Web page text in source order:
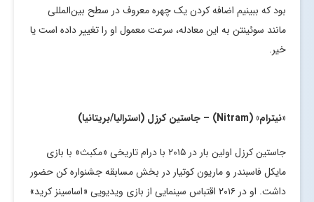
بود که ببینیم اضافه کردن یک چهره معروف در سطح بین‌المللی
مانند سوئینتن به این معادله، سرعت معمول او را تغییر داده است یا
خیر.
«نیترام» (Nitram) – جاستین کرزل (استرالیا/بریتانیا)
جاستین کرزل اولین بار در ۲۰۱۵ با درام تاریخی «مکبث» با بازی
مایکل فاسبندر و ماریون کوتیار در بخش مسابقه جشنواره کن حضور
داشت. او در ۲۰۱۶ اقتباس سینمایی از بازی ویدیویی «اساسینز کرید»